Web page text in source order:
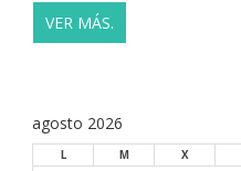
VER MÁS.
agosto 2026
L M X